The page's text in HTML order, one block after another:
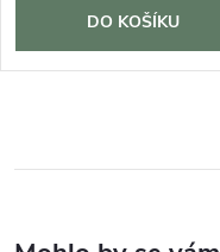
DO KOŠÍKU